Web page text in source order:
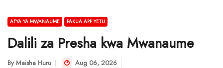
AFYA YA MWANAUME PAKUA APP YETU
Dalili za Presha kwa Mwanaume
By Maisha Huru Aug 06, 2026